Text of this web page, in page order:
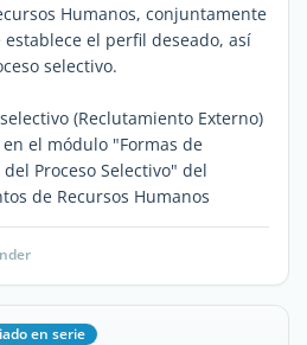
Humanos, conjuntamente
el perfil deseado, así
selectivo.
(Reclutamiento Externo)
el módulo "Formas de
Proceso Selectivo" del
de Recursos Humanos
en serie